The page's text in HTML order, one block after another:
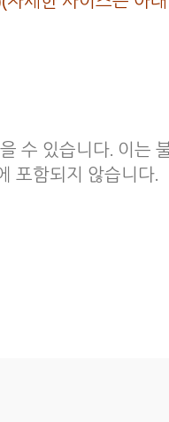
수 있습니다. 이는
포함되지 않습니다.